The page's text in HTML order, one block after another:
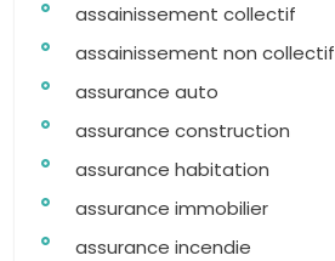
assainissement collectif
assainissement non collectif
assurance auto
assurance construction
assurance habitation
assurance immobilier
assurance incendie